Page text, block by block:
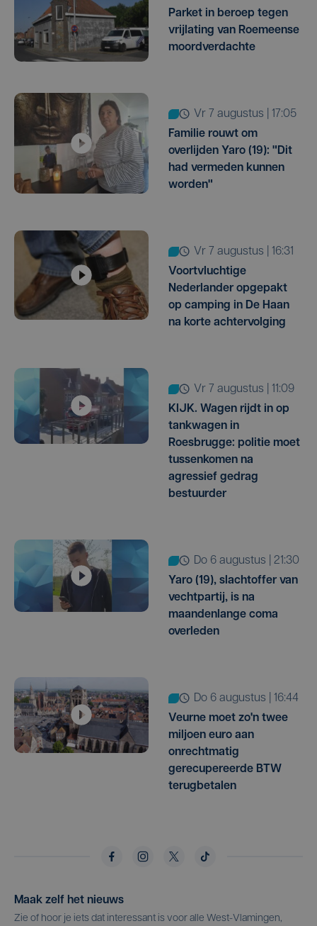
Parket in beroep tegen
vrijlating van Roemeense
moordverdachte
vr 7 augustus | 17:05
Familie rouwt om
overlijden Yaro (19): "Dit
had vermeden kunnen
worden"
vr 7 augustus | 16:31
Voortvluchtige
Nederlander opgepakt
op camping in De Haan
na korte achtervolging
vr 7 augustus | 11:09
KIJK. Wagen rijdt in op
tankwagen in
Roesbrugge: politie moet
tussenkomen na
agressief gedrag
bestuurder
do 6 augustus | 21:30
Yaro (19), slachtoffer van
vechtpartij, is na
maandenlange coma
overleden
do 6 augustus | 16:44
Veurne moet zo'n twee
miljoen euro aan
onrechtmatig
gerecupereerde BTW
terugbetalen
Maak zelf het nieuws
Zie of hoor je iets dat interessant is voor alle West-Vlamingen,